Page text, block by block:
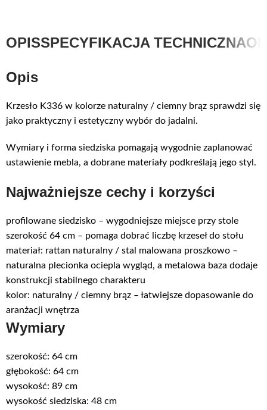
OPISSPECYFIKACJA TECHNICZNA
Opis
Krzesło K336 w kolorze naturalny / ciemny brąz sprawdzi się
jako praktyczny i estetyczny wybór do jadalni.
Wymiary i forma siedziska pomagają wygodnie zaplanować
ustawienie mebla, a dobrane materiały podkreślają jego styl.
Najważniejsze cechy i korzyści
profilowane siedzisko – wygodniejsze miejsce przy stole
szerokość 64 cm – pomaga dobrać liczbę krzeseł do stołu
materiał: rattan naturalny / stal malowana proszkowo –
naturalna plecionka ociepla wygląd, a metalowa baza dodaje
konstrukcji stabilnego charakteru
kolor: naturalny / ciemny brąz – łatwiejsze dopasowanie do
aranżacji wnętrza
Wymiary
szerokość: 64 cm
głębokość: 64 cm
wysokość: 89 cm
wysokość siedziska: 48 cm